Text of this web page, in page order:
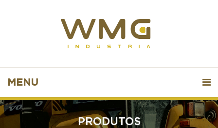
MENU
PRODUTOS